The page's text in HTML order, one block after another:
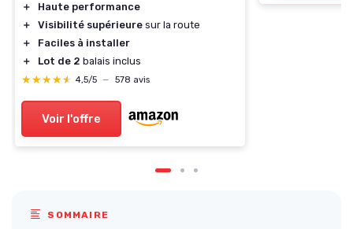
＋
Haute performance
＋
Visibilité supérieure sur la route
＋
Faciles à installer
＋
Lot de 2 balais inclus
★★★★★
★★★★★ 4,5/5 — 578 avis
Voir l'offre
SOMMAIRE